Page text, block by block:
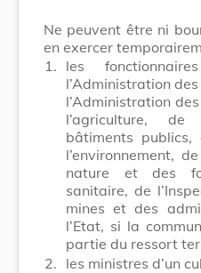
Ne peuvent être ni
en exercer
1. les
l’Administration
l’Administration
l’agriculture, de
bâtiments publics,
l’environnement,
nature et des
sanitaire, de
mines et des
l’Etat, si la
partie du ressort
2. les ministres d’un